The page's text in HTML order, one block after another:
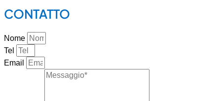
CONTATTO
Nome
Tel
Email